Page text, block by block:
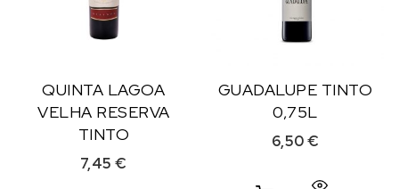
QUINTA LAGOA
VELHA RESERVA
TINTO
7,45€
GUADALUPE TINTO
0,75L
6,50€